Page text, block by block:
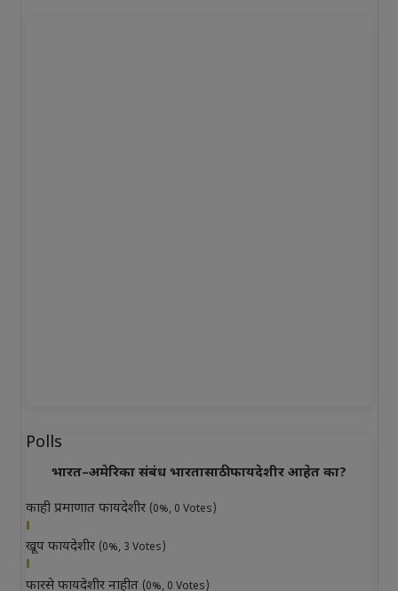
Polls
भारत–अमेरिका संबंध भारतासाठी फायदेशीर आहेत का?
काही प्रमाणात फायदेशीर (0%, 0 Votes)
खूप फायदेशीर (0%, 3 Votes)
फारसे फायदेशीर नाहीत (0%, 0 Votes)